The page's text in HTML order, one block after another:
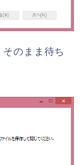
のまま待ち